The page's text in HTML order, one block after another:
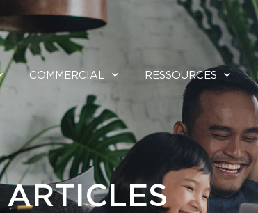
COMMERCIAL RESSOURCES
ARTICLES